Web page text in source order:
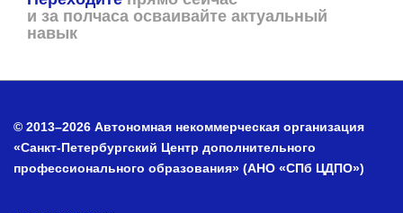
и за полчаса осваивайте актуальный
навык
© 2013–2026 Автономная некоммерческая организация
«Санкт-Петербургский Центр дополнительного
профессионального образования» (АНО «СПб ЦДПО»)